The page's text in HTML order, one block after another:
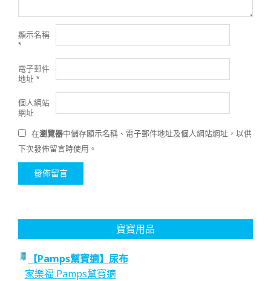
顯示名稱
*
電子郵件
地址 *
個人網站
網址
在瀏覽器中儲存顯示名稱、電子郵件地址及個人網站網址，以供
下次發佈留言時使用。
寶寶用品
【Pamps幫寶適】尿布
家樂福 Pamps幫寶適